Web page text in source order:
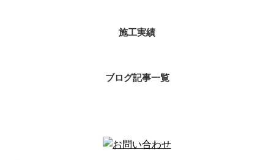
施工実績
ブログ記事一覧